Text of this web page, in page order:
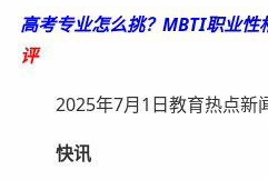
高考专业怎么挑？MBTI职业性
评
2025年7月1日教育热点新
快讯